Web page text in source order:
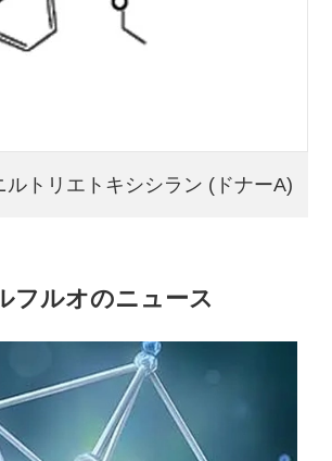
ルトリエトキシシラン (ドナーA)
フルオのニュース